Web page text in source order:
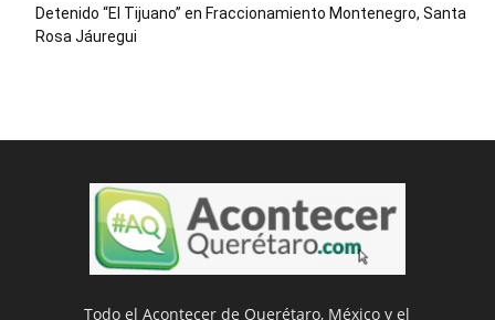
Detenido “El Tijuano” en Fraccionamiento Montenegro, Santa
Rosa Jáuregui
Todo el Acontecer de Querétaro, México y el